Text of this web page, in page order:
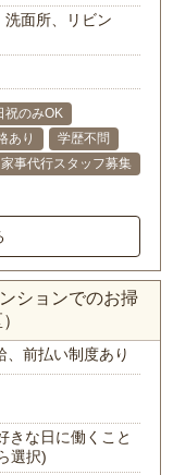
洗面所、リビン
祝のみOK
あり
学歴不問
家事代行スタッフ募集
ションでのお掃
、前払い制度あり
きな日に働くこと
選択)